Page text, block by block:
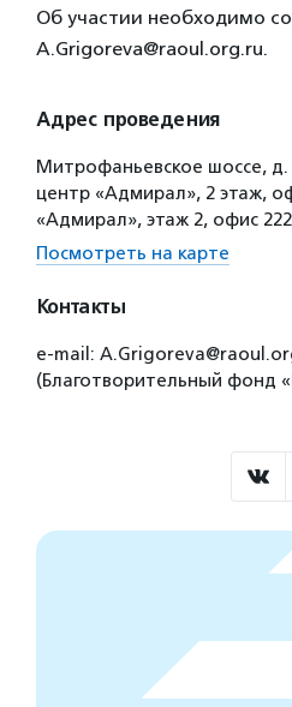
Об участии необходимо
A.Grigoreva@raoul.org.ru.
Адрес проведения
Митрофаньевское шоссе, д.
центр «Адмирал», 2 этаж,
«Адмирал», этаж 2, офис
Посмотреть на карте
Контакты
e-mail:
(Благотворительный фонд